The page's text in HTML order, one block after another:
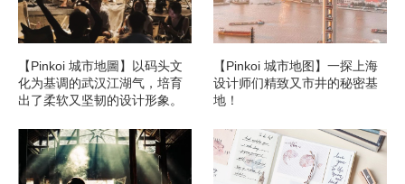
【Pinkoi 城市地圖】以码头文
化为基调的武汉江湖气，培育
出了柔软又坚韧的设计形象。
【Pinkoi 城市地图】一探上海
设计师们精致又市井的秘密基
地！